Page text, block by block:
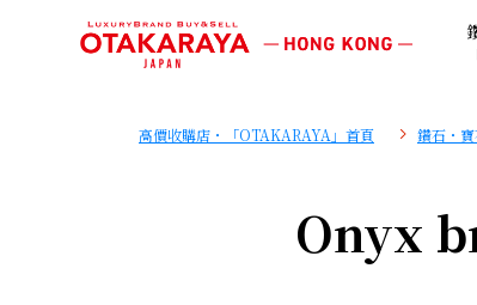
高價收購店・「OTAKARAYA」首頁 鑽石・
Onyx